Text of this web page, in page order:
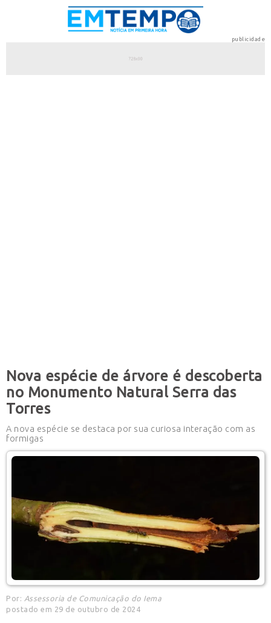
publicidade
Nova espécie de árvore é descoberta
no Monumento Natural Serra das
Torres
A nova espécie se destaca por sua curiosa interação com as
formigas
Por: Assessoria de Comunicação do Iema
postado em 29 de outubro de 2024